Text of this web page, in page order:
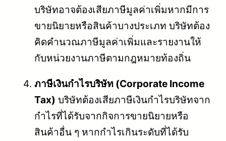
บริษัทอาจต้องเสียภาษีมูลค่าเพิ่มหากมีการ
ขายนิยายหรือสินค้าบางประเภท บริษัทต้อง
คิดคำนวณภาษีมูลค่าเพิ่มและรายงานให้
กับหน่วยงานภาษีตามกฎหมายท้องถิ่น
ภาษีเงินกำไรบริษัท (Corporate Income
Tax) บริษัทต้องเสียภาษีเงินกำไรบริษัทจาก
กำไรที่ได้รับจากกิจการขายนิยายหรือ
สินค้าอื่น ๆ หากกำไรเกินระดับที่ได้รับ